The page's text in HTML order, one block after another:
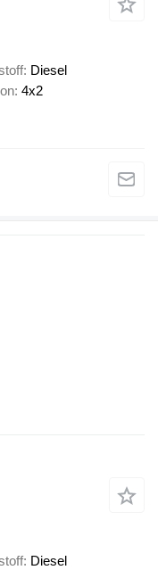
Diesel
4x2
Diesel